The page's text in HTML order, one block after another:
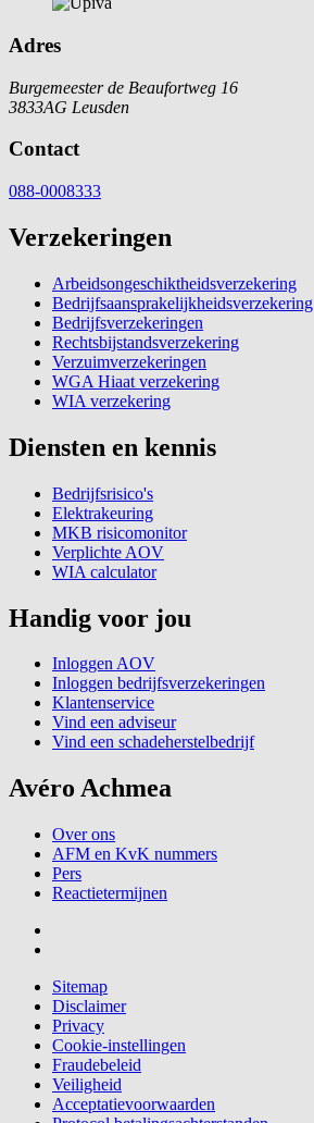
Adres
Burgemeester de Beaufortweg 16
3833AG Leusden
Contact
088-0008333
Verzekeringen
Arbeidsongeschiktheidsverzekering
Bedrijfsaansprakelijkheidsverzekering
Bedrijfsverzekeringen
Rechtsbijstandsverzekering
Verzuimverzekeringen
WGA Hiaat verzekering
WIA verzekering
Diensten en kennis
Bedrijfsrisico's
Elektrakeuring
MKB risicomonitor
Verplichte AOV
WIA calculator
Handig voor jou
Inloggen AOV
Inloggen bedrijfsverzekeringen
Klantenservice
Vind een adviseur
Vind een schadeherstelbedrijf
Avéro Achmea
Over ons
AFM en KvK nummers
Pers
Reactietermijnen
Sitemap
Disclaimer
Privacy
Cookie-instellingen
Fraudebeleid
Veiligheid
Acceptatievoorwaarden